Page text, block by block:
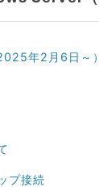
年2月6日～）
プ接続